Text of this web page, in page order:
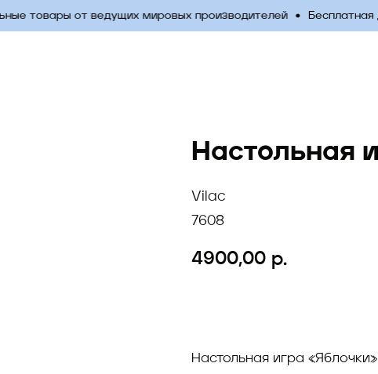
товары от ведущих мировых производителей Бесплатная
Настольная
Vilac
7608
4900,00 р.
Настольная игра